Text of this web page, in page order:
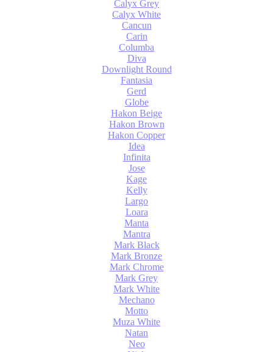
Calyx Grey
Calyx White
Cancun
Carin
Columba
Diva
Downlight Round
Fantasia
Gerd
Globe
Hakon Beige
Hakon Brown
Hakon Copper
Idea
Infinita
Jose
Kage
Kelly
Largo
Loara
Manta
Mantra
Mark Black
Mark Bronze
Mark Chrome
Mark Grey
Mark White
Mechano
Motto
Muza White
Natan
Neo